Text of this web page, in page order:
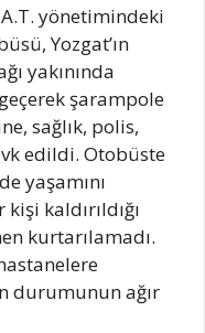
A.T. yönetimindeki
Yozgat’ın
yakınında
şarampole
sağlık, polis,
edildi. Otobüste
yaşamını
kaldırıldığı
kurtarılamadı.
durumunun ağır